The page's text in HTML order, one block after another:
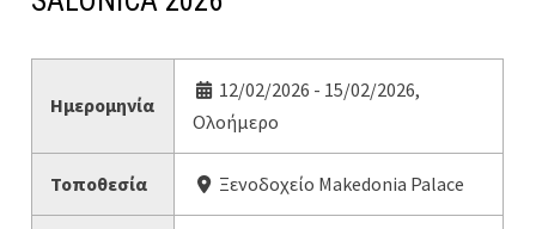
Ημερομηνία
12/02/2026 - 15/02/2026,
Ολοήμερο
Τοποθεσία Ξενοδοχείο Makedonia Palace